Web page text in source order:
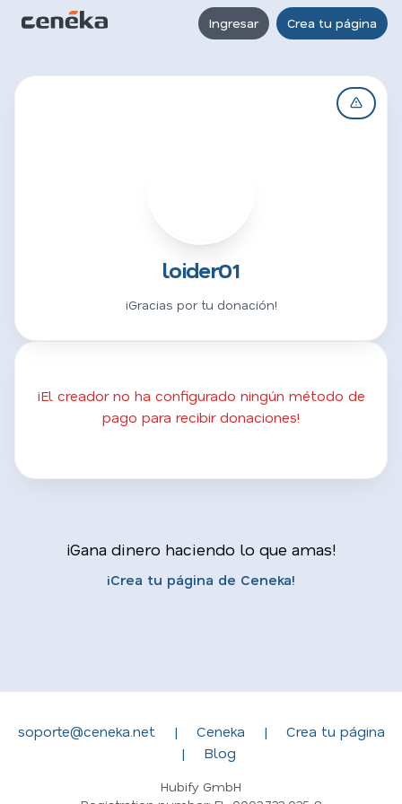
Ingresar Crea tu página
loider01
¡Gracias por tu donación!
¡El creador no ha configurado ningún método de
pago para recibir donaciones!
¡Gana dinero haciendo lo que amas!
¡Crea tu página de Ceneka!
soporte@ceneka.net | Ceneka |
Crea tu página
|
Blog
Hubify GmbH